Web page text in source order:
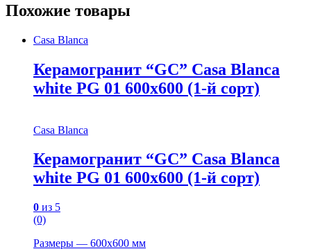
Похожие товары
Casa Blanca
Керамогранит “GC” Casa Blanca
white PG 01 600х600 (1-й сорт)
Casa Blanca
Керамогранит “GC” Casa Blanca
white PG 01 600х600 (1-й сорт)
0 из 5
(0)
Размеры — 600х600 мм